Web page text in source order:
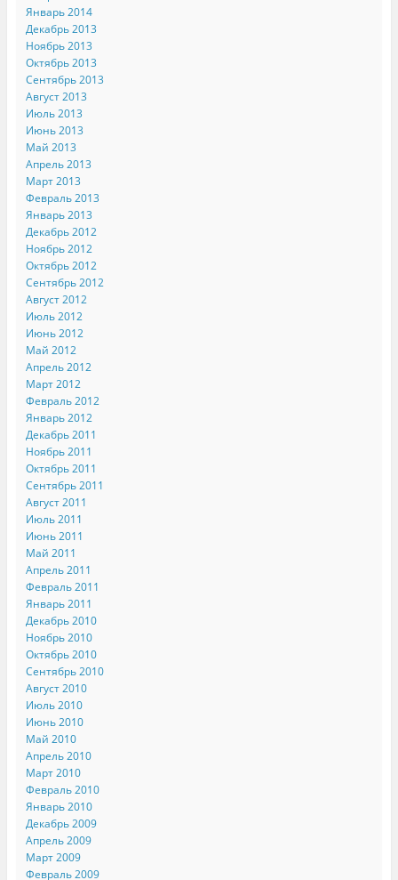
Январь 2014
Декабрь 2013
Ноябрь 2013
Октябрь 2013
Сентябрь 2013
Август 2013
Июль 2013
Июнь 2013
Май 2013
Апрель 2013
Март 2013
Февраль 2013
Январь 2013
Декабрь 2012
Ноябрь 2012
Октябрь 2012
Сентябрь 2012
Август 2012
Июль 2012
Июнь 2012
Май 2012
Апрель 2012
Март 2012
Февраль 2012
Январь 2012
Декабрь 2011
Ноябрь 2011
Октябрь 2011
Сентябрь 2011
Август 2011
Июль 2011
Июнь 2011
Май 2011
Апрель 2011
Февраль 2011
Январь 2011
Декабрь 2010
Ноябрь 2010
Октябрь 2010
Сентябрь 2010
Август 2010
Июль 2010
Июнь 2010
Май 2010
Апрель 2010
Март 2010
Февраль 2010
Январь 2010
Декабрь 2009
Апрель 2009
Март 2009
Февраль 2009